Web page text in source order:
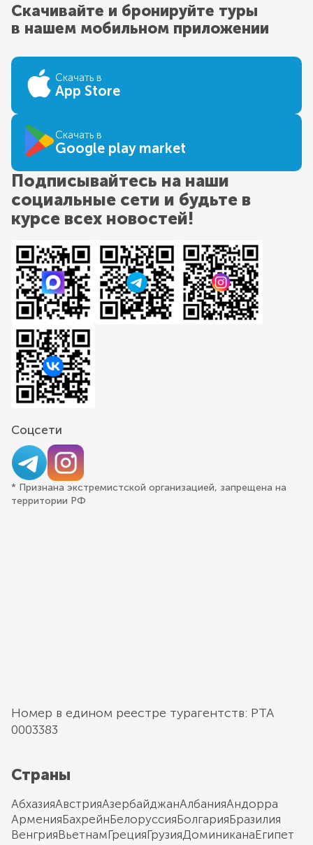
Скачивайте и бронируйте туры
в нашем мобильном приложении
Скачать в
App Store
Скачать в
Google play market
Подписывайтесь на наши
социальные сети и будьте в
курсе всех новостей!
Соцсети
* Признана экстремистской организацией, запрещена на
территории РФ
Номер в едином реестре турагентств: РТА
0003383
Страны
АбхазияАвстрияАзербайджанАлбанияАндорра
АрменияБахрейнБелоруссияБолгарияБразилия
ВенгрияВьетнамГрецияГрузияДоминиканаЕгипет